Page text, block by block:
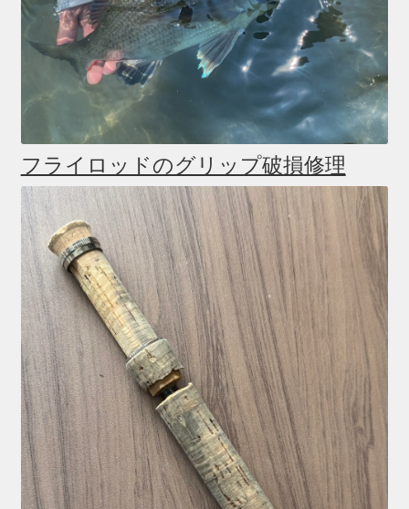
フライロッドのグリップ破損修理